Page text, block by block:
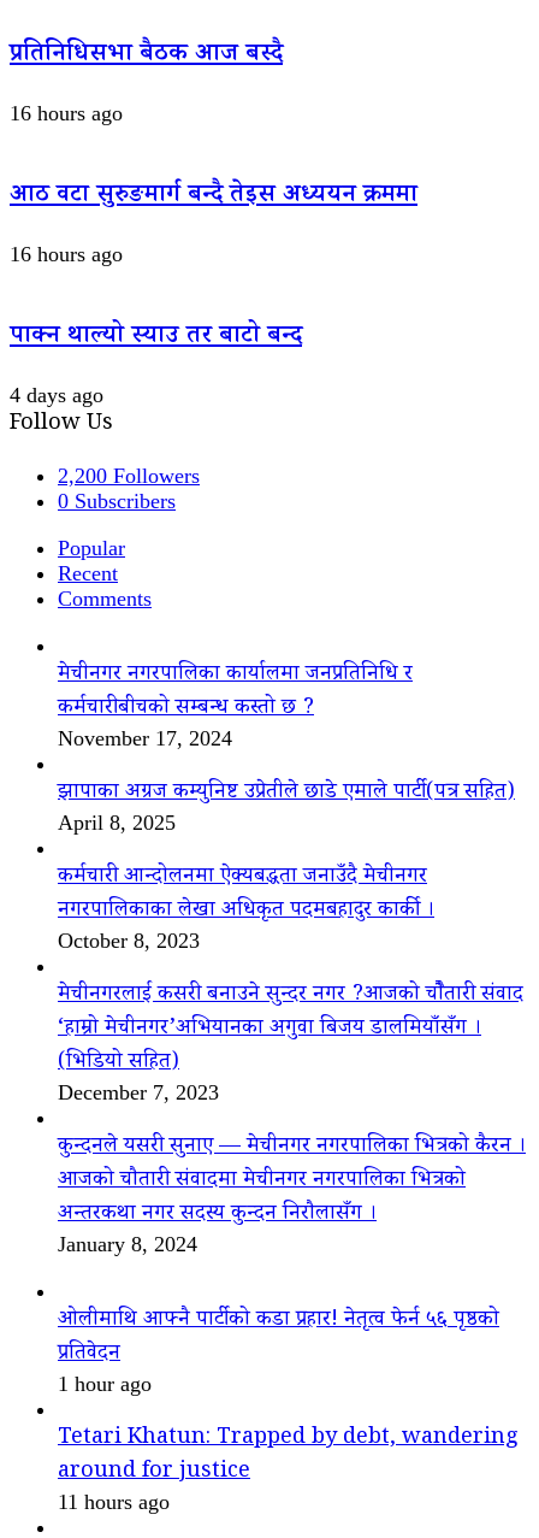
प्रतिनिधिसभा बैठक आज बस्दै
16 hours ago
आठ वटा सुरुङमार्ग बन्दै तेइस अध्ययन क्रममा
16 hours ago
पाक्न थाल्यो स्याउ तर बाटो बन्द
4 days ago
Follow Us
2,200 Followers
0 Subscribers
Popular
Recent
Comments
मेचीनगर नगरपालिका कार्यालमा जनप्रतिनिधि र
कर्मचारीबीचको सम्बन्ध कस्तो छ ?
November 17, 2024
झापाका अग्रज कम्युनिष्ट उप्रेतीले छाडे एमाले पार्टी(पत्र सहित)
April 8, 2025
कर्मचारी आन्दोलनमा ऐक्यबद्धता जनाउँदै मेचीनगर
नगरपालिकाका लेखा अधिकृत पदमबहादुर कार्की ।
October 8, 2023
मेचीनगरलाई कसरी बनाउने सुन्दर नगर ?आजको चौैतारी संवाद
‘हाम्रो मेचीनगर’अभियानका अगुवा बिजय डालमियाँसँग ।
(भिडियो सहित)
December 7, 2023
कुन्दनले यसरी सुनाए — मेचीनगर नगरपालिका भित्रको कैरन ।
आजको चौतारी संवादमा मेचीनगर नगरपालिका भित्रको
अन्तरकथा नगर सदस्य कुन्दन निरौलासँग ।
January 8, 2024
ओलीमाथि आफ्नै पार्टीको कडा प्रहार! नेतृत्व फेर्न ५६ पृष्ठको
प्रतिवेदन
1 hour ago
Tetari Khatun: Trapped by debt, wandering
around for justice
11 hours ago